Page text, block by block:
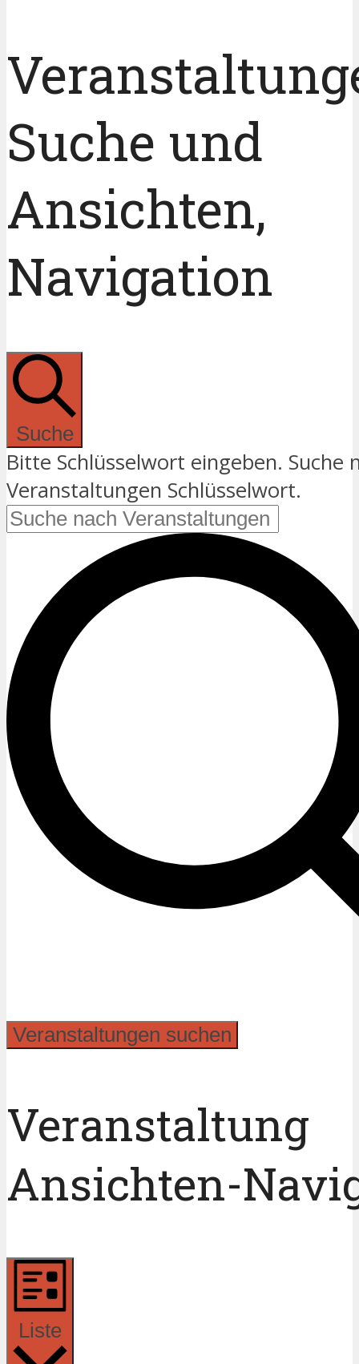
Suche und
Ansichten,
Navigation
Suche
Bitte Schlüsselwort eingeben. Suche
Veranstaltungen Schlüsselwort.
Veranstaltungen suchen
Veranstaltung
Ansichten-
Liste